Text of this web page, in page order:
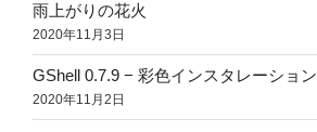
雨上がりの花火
2020年11月3日
GShell 0.7.9 − 彩色インスタレーション
2020年11月2日